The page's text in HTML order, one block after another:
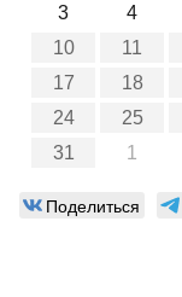
3
4
10
11
17
18
24
25
31
1
Поделиться